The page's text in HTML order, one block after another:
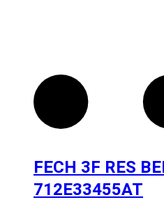
FECH 3F RES
712E33455AT